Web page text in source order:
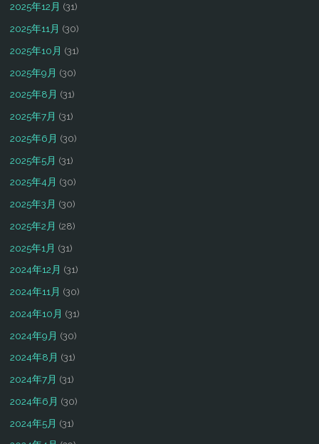
2025年12月 (31)
2025年11月 (30)
2025年10月 (31)
2025年9月 (30)
2025年8月 (31)
2025年7月 (31)
2025年6月 (30)
2025年5月 (31)
2025年4月 (30)
2025年3月 (30)
2025年2月 (28)
2025年1月 (31)
2024年12月 (31)
2024年11月 (30)
2024年10月 (31)
2024年9月 (30)
2024年8月 (31)
2024年7月 (31)
2024年6月 (30)
2024年5月 (31)